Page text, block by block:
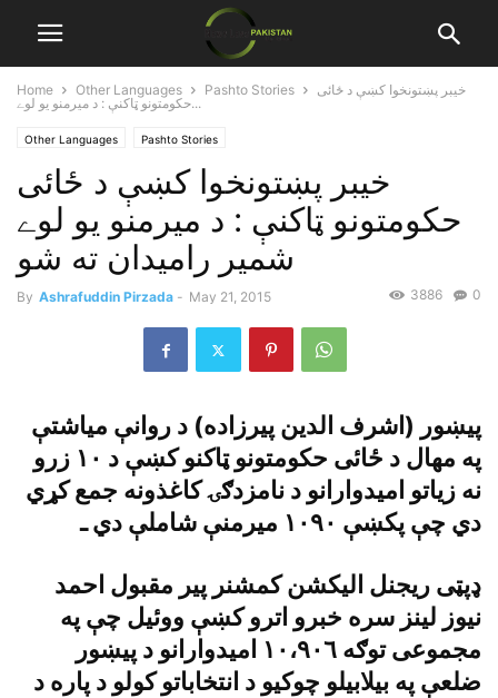
Home Other Languages Pashto Stories
خيبر پښتونخوا کښې د ځائى
حکومتونو ټاکنې : د ميرمنو يو لوے...
Other Languages Pashto Stories
خيبر پښتونخوا کښې د ځائى
حکومتونو ټاکنې : د ميرمنو يو لوے
شمير راميدان ته شو
By Ashrafuddin Pirzada - May 21, 2015 0
3886
پيښور (اشرف الدين پيرزاده) د روانې مياشتې
په مهال د ځائى حکومتونو ټاکنو کښې د ١٠ زرو
نه زياتو اميدوارانو د نامزدګۍ کاغذونه جمع کړي
دي چې پکښې ١٠٩٠ ميرمنې شاملې دي ـ
ډپټى ريجنل اليکشن کمشنر پير مقبول احمد
نيوز لينز سره خبرو اترو کښې ووئيل چې په
مجموعى توګه ١٠،٩٠٦ اميدوارانو د پيښور
ضلعې په بيلابيلو چوکيو د انتخاباتو کولو د پاره د